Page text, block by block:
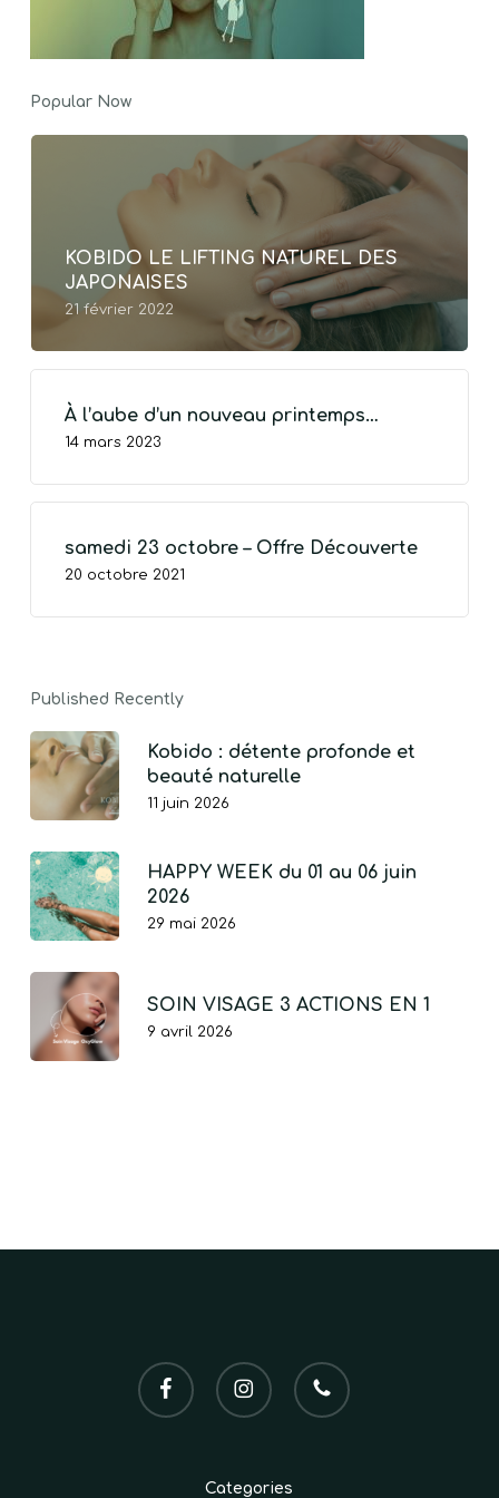
VOTRE PANIER EST VIDE.
Popular Now
KOBIDO LE LIFTING NATUREL DES
JAPONAISES
21 février 2022
À l’aube d’un nouveau printemps…
14 mars 2023
samedi 23 octobre – Offre Découverte
20 octobre 2021
Published Recently
Kobido : détente profonde et
beauté naturelle
11 juin 2026
HAPPY WEEK du 01 au 06 juin
2026
29 mai 2026
SOIN VISAGE 3 ACTIONS EN 1
9 avril 2026
facebook instagram phone
Categories